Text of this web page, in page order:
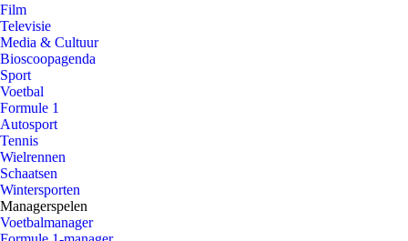
Film
Televisie
Media & Cultuur
Bioscoopagenda
Sport
Voetbal
Formule 1
Autosport
Tennis
Wielrennen
Schaatsen
Wintersporten
Managerspelen
Voetbalmanager